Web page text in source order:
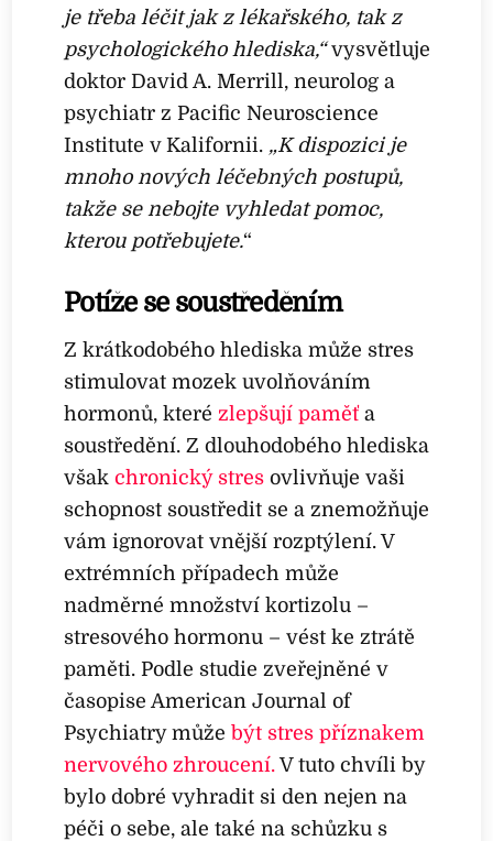
je třeba léčit jak z lékařského, tak z
psychologického hlediska,“vysvětluje
doktor David A. Merrill, neurolog a
psychiatr z Pacific Neuroscience
Institute v Kalifornii. „K dispozici je
mnoho nových léčebných postupů,
takže se nebojte vyhledat pomoc,
kterou potřebujete.“
Potíže se soustředěním
Z krátkodobého hlediska může stres
stimulovat mozek uvolňováním
hormonů, které zlepšují paměťa
soustředění. Z dlouhodobého hlediska
všakchronický stres ovlivňuje vaši
schopnost soustředit se a znemožňuje
vám ignorovat vnější rozptýlení. V
extrémních případech může
nadměrné množství kortizolu –
stresového hormonu – vést ke ztrátě
paměti. Podle studie zveřejněné v
časopise American Journal of
Psychiatry můžebýt stres příznakem
nervového zhroucení.V tuto chvíli by
bylo dobré vyhradit si den nejen na
péči o sebe, ale také na schůzku s